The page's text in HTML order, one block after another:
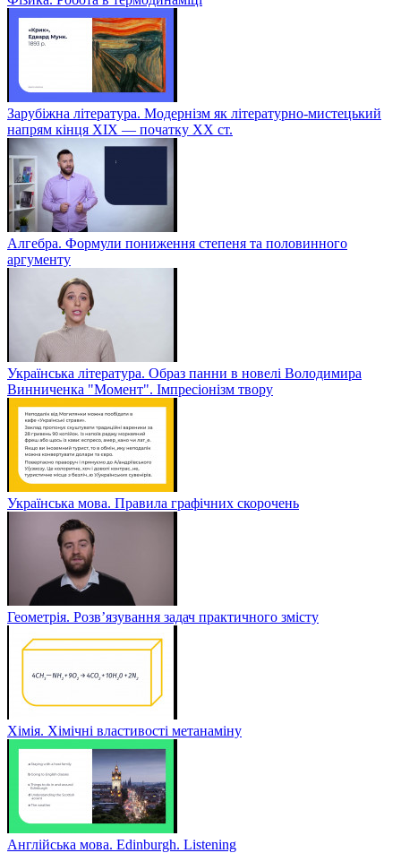
Зарубіжна література. Модернізм як літературно-мистецький
напрям кінця XIX — початку XX ст.
Алгебра. Формули пониження степеня та половинного
аргументу
Українська література. Образ панни в новелі Володимира
Винниченка "Момент". Імпресіонізм твору
Українська мова. Правила графічних скорочень
Геометрія. Розв’язування задач практичного змісту
Хімія. Хімічні властивості метанаміну
Англійська мова. Edinburgh. Listening